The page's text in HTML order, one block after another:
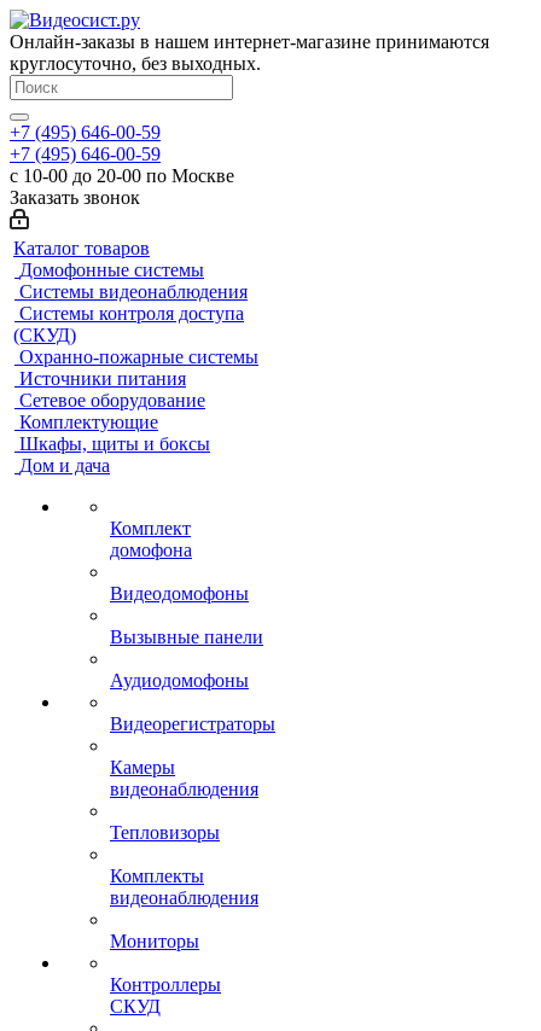
Онлайн-заказы в нашем интернет-магазине принимаются
круглосуточно, без выходных.
+7 (495) 646-00-59
+7 (495) 646-00-59
с 10-00 до 20-00 по Москве
Заказать звонок
Каталог товаров
Домофонные системы
Системы видеонаблюдения
Системы контроля доступа
(СКУД)
Охранно-пожарные системы
Источники питания
Сетевое оборудование
Комплектующие
Шкафы, щиты и боксы
Дом и дача
Комплект
домофона
Видеодомофоны
Вызывные панели
Аудиодомофоны
Видеорегистраторы
Камеры
видеонаблюдения
Тепловизоры
Комплекты
видеонаблюдения
Мониторы
Контроллеры
СКУД